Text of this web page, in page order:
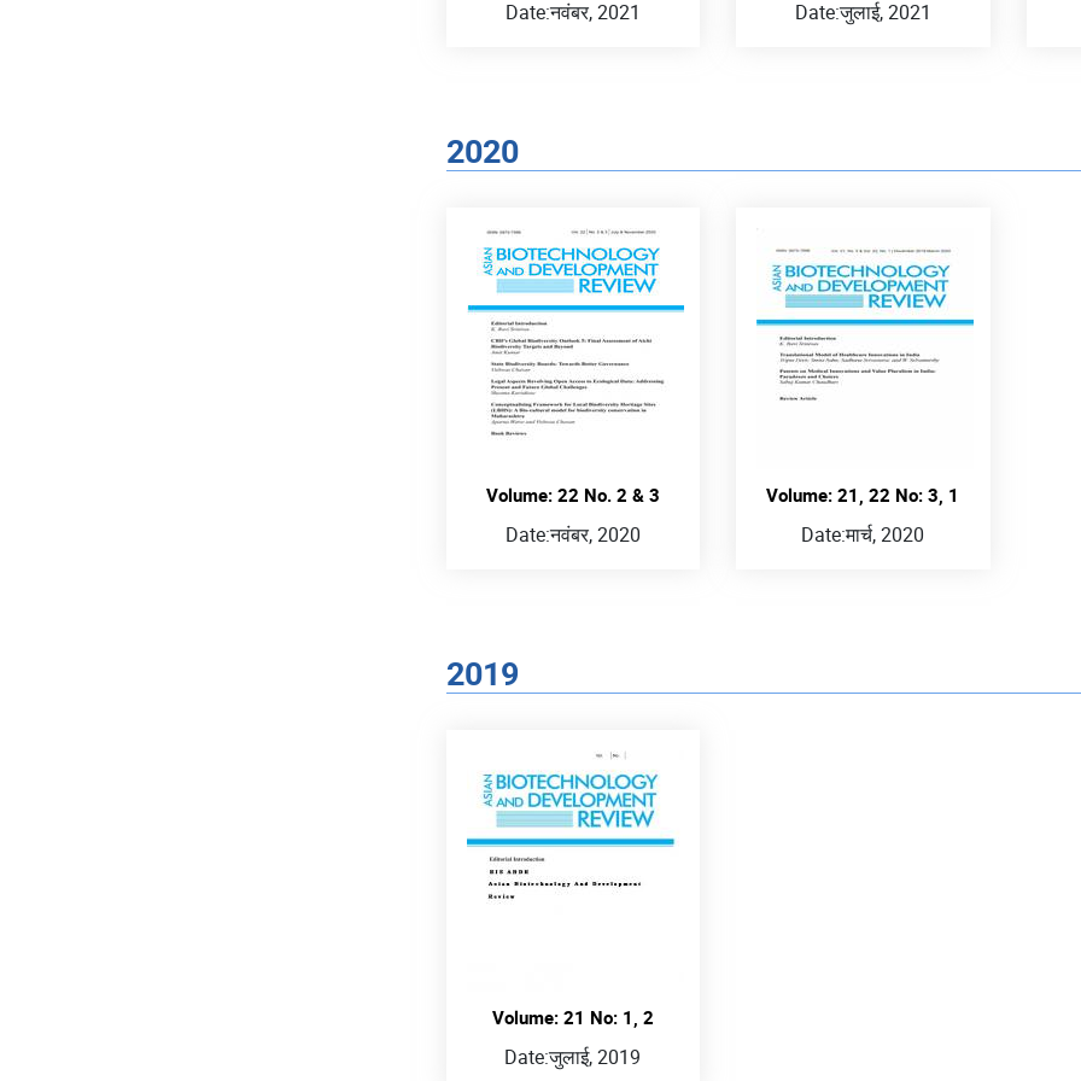
Date:नवंबर, 2021 Date:जुलाई, 2021
2020
Volume: 22 No. 2 & 3
Date:नवंबर, 2020
Volume: 21, 22 No: 3, 1
Date:मार्च, 2020
2019
Volume: 21 No: 1, 2
Date:जुलाई, 2019